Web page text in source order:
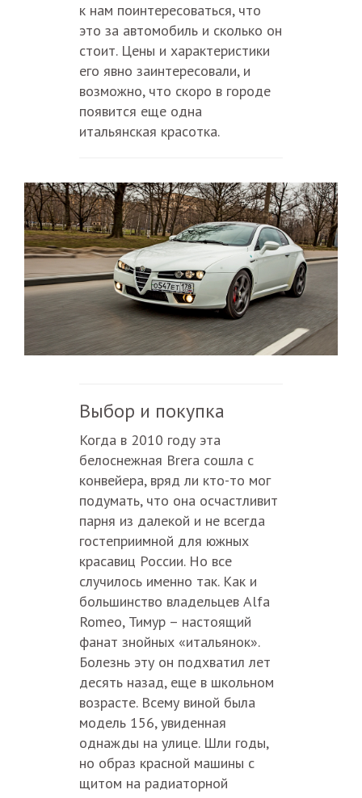
к нам поинтересоваться, что
это за автомобиль и сколько он
стоит. Цены и характеристики
его явно заинтересовали, и
возможно, что скоро в городе
появится еще одна
итальянская красотка.
Выбор и покупка
Когда в 2010 году эта
белоснежная Brera сошла с
конвейера, вряд ли кто-то мог
подумать, что она осчастливит
парня из далекой и не всегда
гостеприимной для южных
красавиц России. Но все
случилось именно так. Как и
большинство владельцев Alfa
Romeo, Тимур – настоящий
фанат знойных «итальянок».
Болезнь эту он подхватил лет
десять назад, еще в школьном
возрасте. Всему виной была
модель 156, увиденная
однажды на улице. Шли годы,
но образ красной машины с
щитом на радиаторной